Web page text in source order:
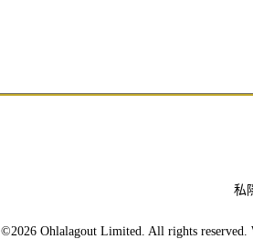
私
©2026 Ohlalagout Limited. All rights reserved.